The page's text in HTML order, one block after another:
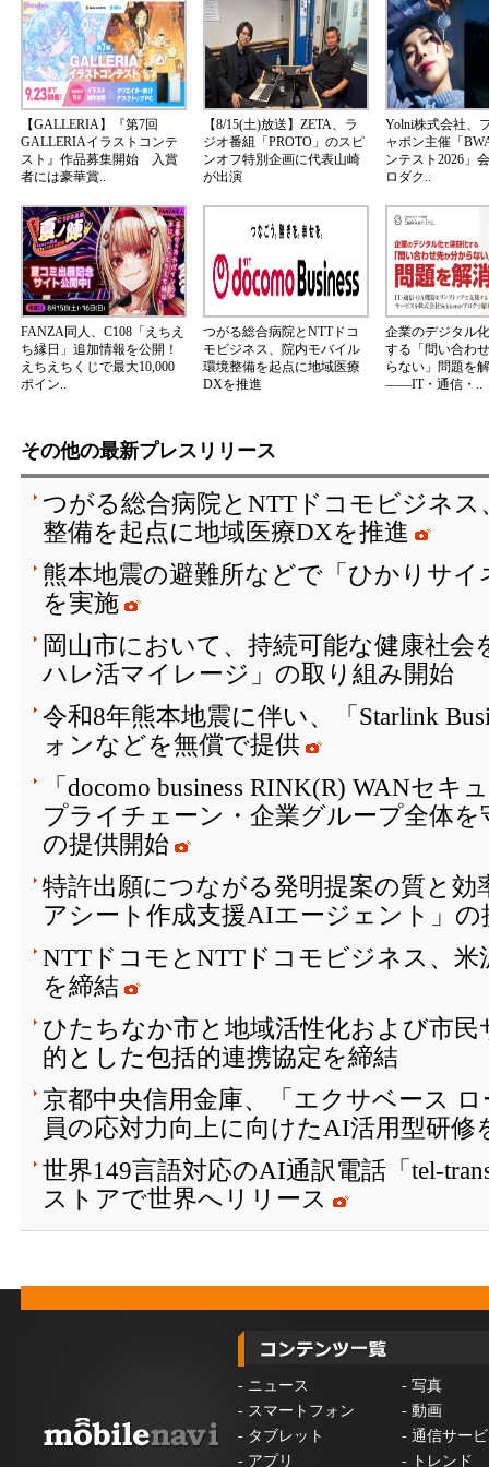
【GALLERIA】『第7回
GALLERIAイラストコンテ
スト』作品募集開始 入賞
者には豪華賞..
【8/15(土)放送】ZETA、ラ
ジオ番組「PROTO」のスピ
ンオフ特別企画に代表山崎
が出演
Yolni株式会社、
ャポン主催「
ンテスト2026」
ロダク..
FANZA同人、C108「えちえ
ち縁日」追加情報を公開！
えちえちくじで最大10,000
ポイン..
つがる総合病院とNTTドコ
モビジネス、院内モバイル
環境整備を起点に地域医療
DXを推進
企業のデジタル
する「問い合わ
らない」問題を
――IT・通信・..
その他の最新プレスリリース
つがる総合病院とNTTドコモビジネ
整備を起点に地域医療DXを推進
熊本地震の避難所などで「ひかりサ
を実施
岡山市において、持続可能な健康社
ハレ活マイレージ」の取り組み開始
令和8年熊本地震に伴い、「Starlink
ォンなどを無償で提供
「docomo business RINK(R) WANセ
プライチェーン・企業グループ全体を
の提供開始
特許出願につながる発明提案の質と効
アシート作成支援AIエージェント」の
NTTドコモとNTTドコモビジネス、米
を締結
ひたちなか市と地域活性化および市
的とした包括的連携協定を締結
京都中央信用金庫、「エクサベース
員の応対力向上に向けたAI活用型研修
世界149言語対応のAI通訳電話「tel-
ストアで世界へリリース
- ニュース - 写真
- スマートフォン - 動画
- タブレット - 通信サー
- アプリ -
トレンド